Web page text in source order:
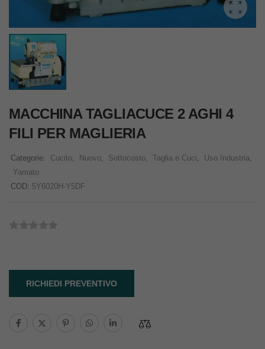
MACCHINA TAGLIACUCE 2 AGHI 4
FILI PER MAGLIERIA
Categorie: Cucito, Nuovo, Sottocosto, Taglia e Cuci, Uso Industria,
Yamato
COD: 5Y6020H-Y5DF
RICHIEDI PREVENTIVO